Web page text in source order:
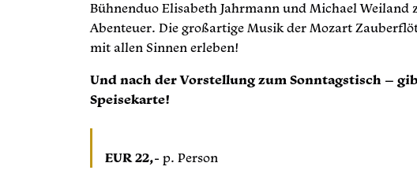
Bühnenduo Elisabeth Jahrmann und Michael
Abenteuer. Die großartige Musik der Mozart
mit allen Sinnen erleben!
Und nach der Vorstellung zum Sonntagstisch –
Speisekarte!
EUR 22,- p. Person